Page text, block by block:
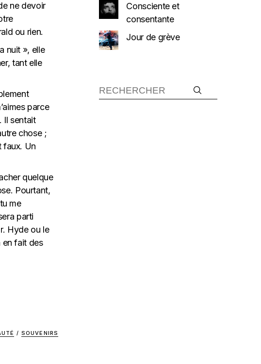
ne devoir
ou rien.
nuit », elle
tant elle
parce
Il sentait
chose ;
faux. Un
quelque
Pourtant,
me
parti
Hyde ou le
en fait des
/ SOUVENIRS
Consciente et
consentante
Jour de grève